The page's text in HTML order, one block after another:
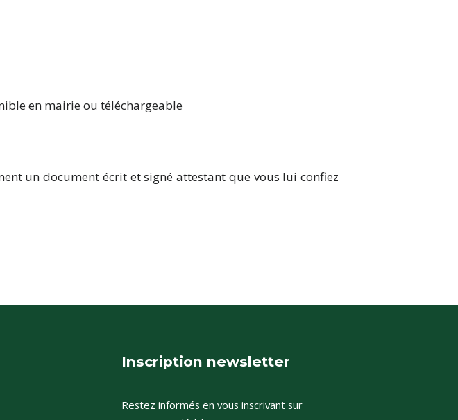
en mairie ou téléchargeable
un document écrit et signé attestant que vous lui confiez
Inscription newsletter
Restez informés en vous inscrivant sur